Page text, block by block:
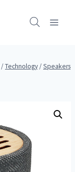
/Technology /Speakers